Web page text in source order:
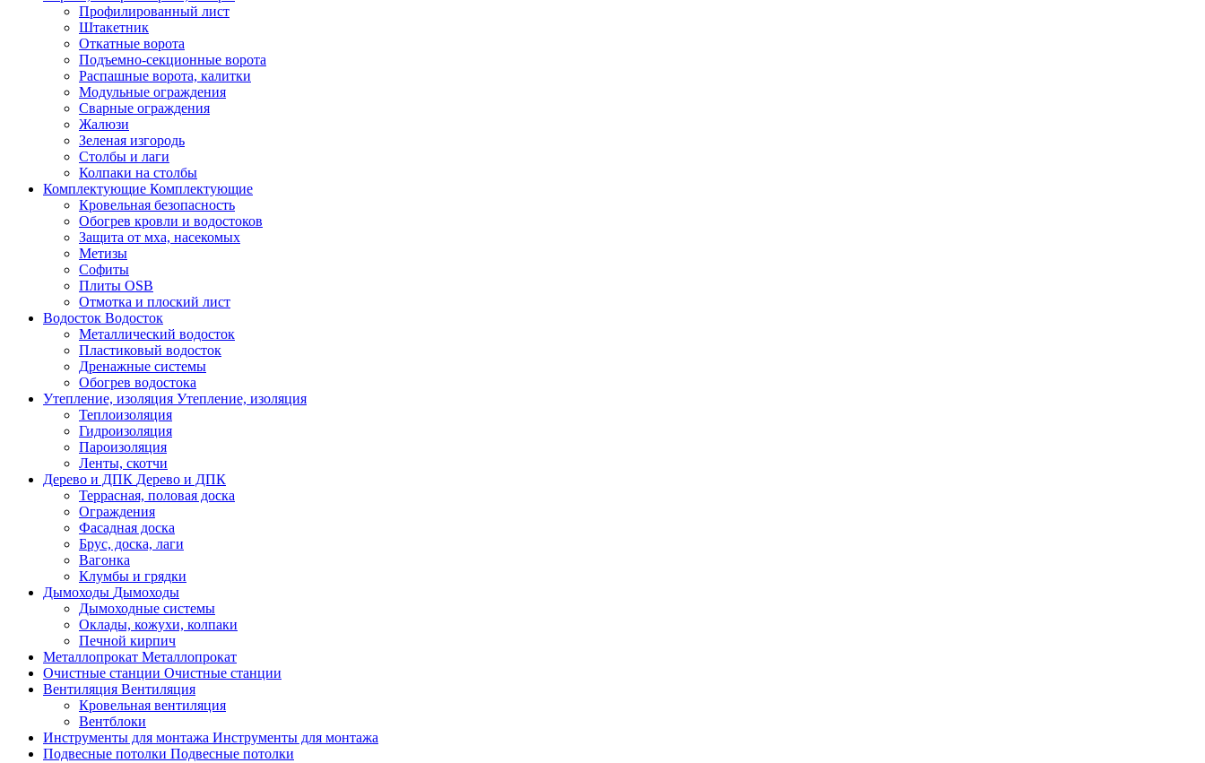
Профилированный лист
Штакетник
Откатные ворота
Подъемно-секционные ворота
Распашные ворота, калитки
Модульные ограждения
Сварные ограждения
Жалюзи
Зеленая изгородь
Столбы и лаги
Колпаки на столбы
Комплектующие Комплектующие
Кровельная безопасность
Обогрев кровли и водостоков
Защита от мха, насекомых
Метизы
Софиты
Плиты OSB
Отмотка и плоский лист
Водосток Водосток
Металлический водосток
Пластиковый водосток
Дренажные системы
Обогрев водостока
Утепление, изоляция Утепление, изоляция
Теплоизоляция
Гидроизоляция
Пароизоляция
Ленты, скотчи
Дерево и ДПК Дерево и ДПК
Террасная, половая доска
Ограждения
Фасадная доска
Брус, доска, лаги
Вагонка
Клумбы и грядки
Дымоходы Дымоходы
Дымоходные системы
Оклады, кожухи, колпаки
Печной кирпич
Металлопрокат Металлопрокат
Очистные станции Очистные станции
Вентиляция Вентиляция
Кровельная вентиляция
Вентблоки
Инструменты для монтажа Инструменты для монтажа
Подвесные потолки Подвесные потолки